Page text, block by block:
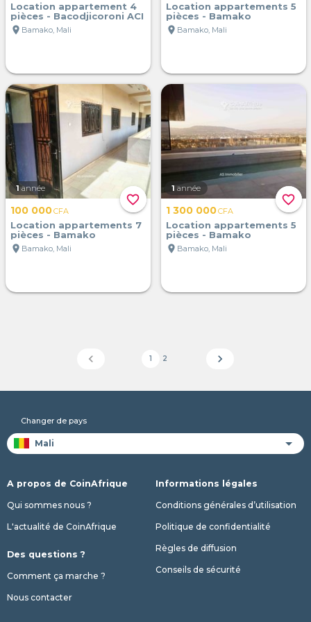
Location appartement 4
pièces - Bacodjicoroni ACI
location_on Bamako, Mali
Location appartements 5
pièces - Bamako
location_on Bamako, Mali
favorite_border
1 année
100 000CFA
Location appartements 7
pièces - Bamako
location_on Bamako, Mali
favorite_border
1 année
1 300 000CFA
Location appartements 5
pièces - Bamako
location_on Bamako, Mali
chevron_left 1 2 chevron_right
Changer de pays
A propos de CoinAfrique
Qui sommes nous ?
L'actualité de CoinAfrique
Des questions ?
Comment ça marche ?
Nous contacter
Informations légales
Conditions générales d’utilisation
Politique de confidentialité
Règles de diffusion
Conseils de sécurité